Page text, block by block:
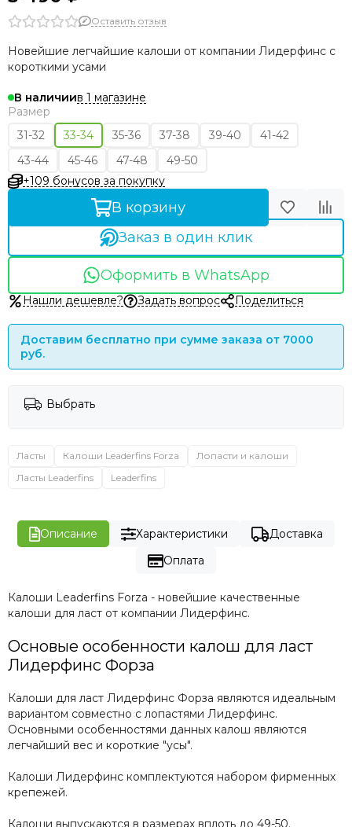
Оставить отзыв
Новейшие легчайшие калоши от компании Лидерфинс с
короткими усами
В наличиив 1 магазине
Размер
31-32
33-34 35-36 37-38 39-40
41-42
43-44
45-46 47-48
49-50
+109 бонусов за покупку
В корзину
Заказ в один клик
Оформить в WhatsApp
Нашли дешевле? Задать вопрос Поделиться
Доставим бесплатно при сумме заказа от 7000
руб.
Выбрать
Ласты Калоши Leaderfins Forza
Лопасти и калоши
Ласты Leaderfins
Leaderfins
Описание Характеристики
Доставка
Оплата
Калоши Leaderfins Forza - новейшие качественные
калоши для ласт от компании Лидерфинс.
Основые особенности калош для ласт
Лидерфинс Форза
Калоши для ласт Лидерфинс Форза являются идеальным
вариантом совместно с лопастями Лидерфинс.
Основными особенностями данных калош являются
легчайший вес и короткие "усы".
Калоши Лидерфинс комплектуются набором фирменных
крепежей.
Калоши выпускаются в размерах вплоть до 49-50.